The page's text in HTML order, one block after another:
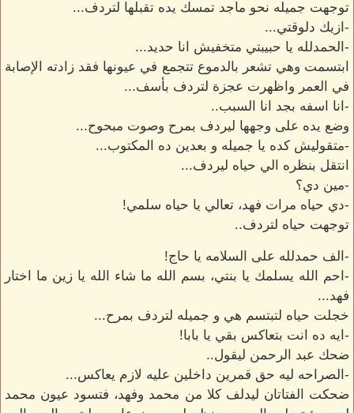
توجهت جميله نحو ماجد تمسك يده تقبلها لتردف...
-ازيك دلوقتي...
-الحمدلله يا حبيبتي متخفيش انا حديد...
ابتسمت وهي تشعر بالدموع تتجمع في عيونها فقد زادته الإصابة
في العمر واظهرت عجزة لتردف بأسف...
-انا اسفه بجد انا السبب..
وضع يده على وجهها ليردف بمرح وصوت مبحوح...
-متقوليش كده يا جميله و بعدين ده المكتوب...
انتقل بنظره الي حياه ليردف...
-مين دي؟
-دي حياه مرات فهد، تعالي يا حياه سلمي!
توجهت حياه لتردف..
-الف حمدلله على السلامه يا حاج!
-احم الله يسلمك يا بنتي، بسم الله ما شاء الله يا زين ما اختار
فهد...
خجلت حياه لتبتسم هي و جميله لتردف بمرح...
-ايه ده انت بتعاكس بقي يا بابا!
ضحك عبد الرحمن ليقول..
-الصراحه ليه حق قمرين داخلين عليه لازم يعاكس...
ضحكت الفتاتان ليدلف كلا من محمد وفهد، فتسود عيون محمد